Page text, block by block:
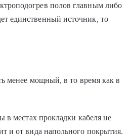
полов главным либо
единственный источник, то
менее мощный, в то время как в
в местах прокладки кабеля не
и от вида напольного покрытия.